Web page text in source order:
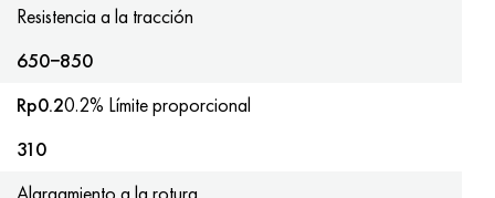
Resistencia a la tracción
650−850
Rp0.20.2% Límite proporcional
310
Alargamiento a la rotura
hastelloy c4
hastelloy c22
38XM, 42CrMo4, AISI 1.7225
40ХН, 36NiCr6, AISI 3135